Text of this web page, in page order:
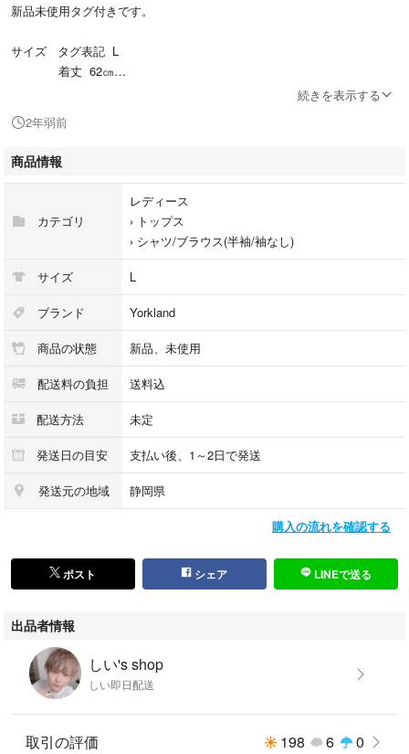
新品未使用タグ付きです。
サイズ タグ表記 L
着丈 62㎝
袖丈 10㎝
素材
レーヨン 32%
色は水色になります。
ご不明点があればコメントよろしくお願いいたします。
続きを表示する
2年弱前
商品情報
カテゴリ
レディース
› トップス
› シャツ/ブラウス(半袖/袖なし)
サイズ L
ブランド Yorkland
商品の状態 新品、未使用
配送料の負担 送料込
配送方法 未定
発送日の目安 支払い後、1～2日で発送
発送元の地域 静岡県
購入の流れを確認する
ポスト シェア LINEで送る
出品者情報
しい's shop
しい即日配送
取引の評価 198 6 0